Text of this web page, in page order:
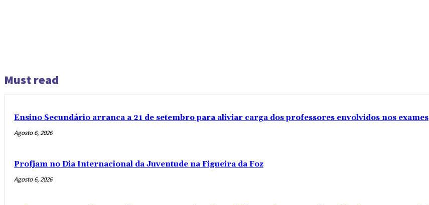
Must read
Ensino Secundário arranca a 21 de setembro para aliviar carga dos professores envolvidos nos exames
Agosto 6, 2026
Profjam no Dia Internacional da Juventude na Figueira da Foz
Agosto 6, 2026